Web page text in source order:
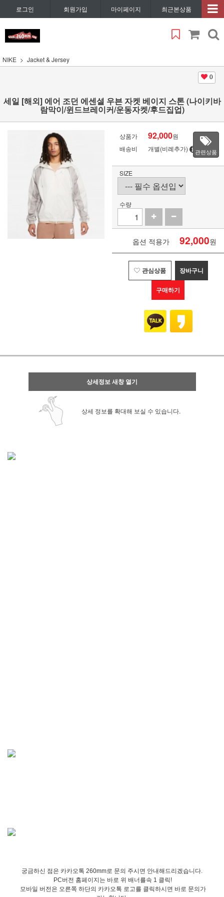
로그인 회원가입 마이페이지 최근본상품
NIKE Jacket & Jersey
0
세일 [해외] 에어 조던 에센셜 우븐 자켓 베이지 스톤 (나이키바
람막이/윈드브레이커/운동자켓/후드집업)
상품가 92,000원
배송비
개별(비례추가) 관련상품
SIZE
수량
옵션 적용가 92,000원
관심상품 장바구니
구매하기
상세정보 새창 열기
상세 정보를 확대해 보실 수 있습니다.
궁금하신 점은 카카오톡 260mm로 문의 주시면 안내해드리겠습니다.
PC버전 홈페이지는 바로 위 배너를속 1 클릭!
모바일 버전은 오른쪽 하단의 카카오톡 로고를 클릭하시면 바로 문의가